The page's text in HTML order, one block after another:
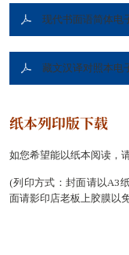
现代书面语简体电
藏文汉译对照本电
纸本列印版下载
如您希望能以纸本阅读，
(列印方式：封面请以A3
面请影印店老板上胶膜以